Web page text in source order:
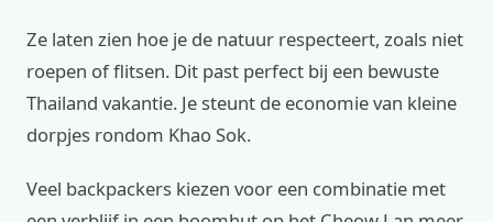
Ze laten zien hoe je de natuur respecteert, zoals niet
roepen of flitsen. Dit past perfect bij een bewuste
Thailand vakantie. Je steunt de economie van kleine
dorpjes rondom Khao Sok.
Veel backpackers kiezen voor een combinatie met